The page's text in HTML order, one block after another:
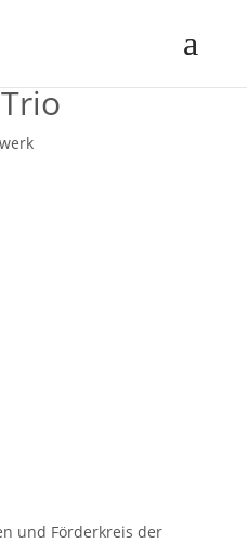
und Förderkreis der